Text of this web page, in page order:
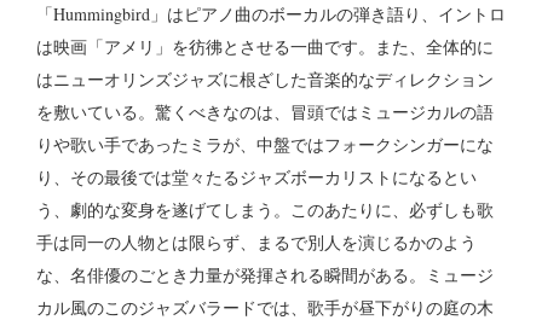
「Hummingbird」はピアノ曲のボーカルの弾き語り、イントロ
は映画「アメリ」を彷彿とさせる一曲です。また、全体的に
はニューオリンズジャズに根ざした音楽的なディレクション
を敷いている。驚くべきなのは、冒頭ではミュージカルの語
りや歌い手であったミラが、中盤ではフォークシンガーにな
り、その最後では堂々たるジャズボーカリストになるとい
う、劇的な変身を遂げてしまう。このあたりに、必ずしも歌
手は同一の人物とは限らず、まるで別人を演じるかのよう
な、名俳優のごとき力量が発揮される瞬間がある。ミュージ
カル風のこのジャズバラードでは、歌手が昼下がりの庭の木